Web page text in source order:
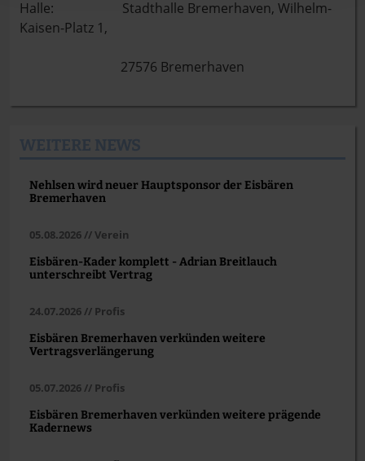
Halle: Stadthalle Bremerhaven, Wilhelm-
Kaisen-Platz 1,
27576 Bremerhaven
Nehlsen wird neuer Hauptsponsor der Eisbären
Bremerhaven
05.08.2026 // Verein
Eisbären-Kader komplett - Adrian Breitlauch
unterschreibt Vertrag
24.07.2026 // Profis
Eisbären Bremerhaven verkünden weitere
Vertragsverlängerung
05.07.2026 // Profis
Eisbären Bremerhaven verkünden weitere prägende
Kadernews